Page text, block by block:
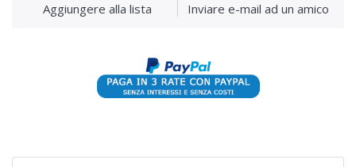
Aggiungere alla lista Inviare e-mail ad un amico